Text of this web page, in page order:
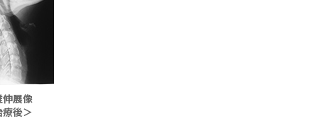
伸展像
後＞